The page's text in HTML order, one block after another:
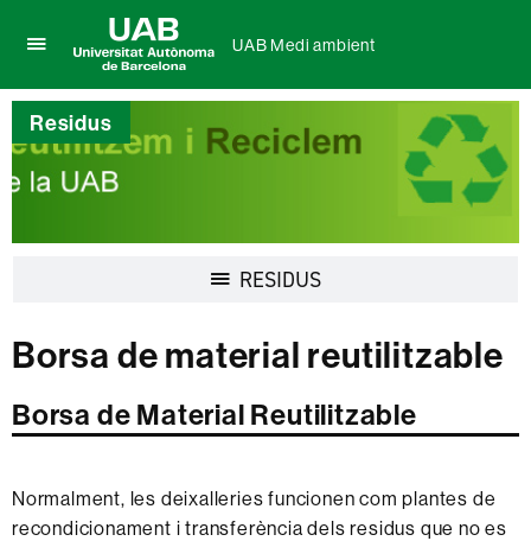
per
desplegar
el
menú
de
Universitat
Autònoma
de
Barcelona
UAB Medi ambient
Residus
RESIDUSDesplegar
Borsa de material reutilitzable
Borsa de Material Reutilitzable
Normalment, les deixalleries funcionen com plantes de
recondicionament i transferència dels residus que no es